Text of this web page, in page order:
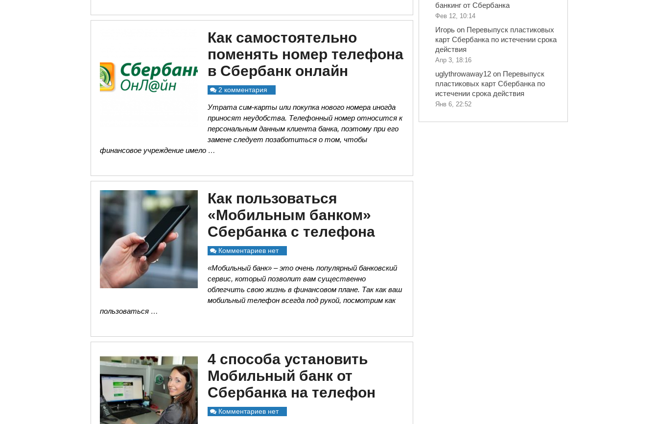
Как самостоятельно
поменять номер телефона
в Сбербанк онлайн
2 комментария
Утрата сим-карты или покупка нового номера иногда
приносят неудобства. Телефонный номер относится к
персональным данным клиента банка, поэтому при его
замене следует позаботиться о том, чтобы
финансовое учреждение имело …
Как пользоваться
«Мобильным банком»
Сбербанка с телефона
Комментариев нет
«Мобильный банк» – это очень популярный банковский
сервис, который позволит вам существенно
облегчить свою жизнь в финансовом плане. Так как ваш
мобильный телефон всегда под рукой, посмотрим как
пользоваться …
4 способа установить
Мобильный банк от
Сбербанка на телефон
Комментариев нет
банкинг от Сбербанка
Фев 12, 10:14
Игорь on Перевыпуск пластиковых
карт Сбербанка по истечении срока
действия
Апр 3, 18:16
uglythrowaway12 on Перевыпуск
пластиковых карт Сбербанка по
истечении срока действия
Янв 6, 22:52